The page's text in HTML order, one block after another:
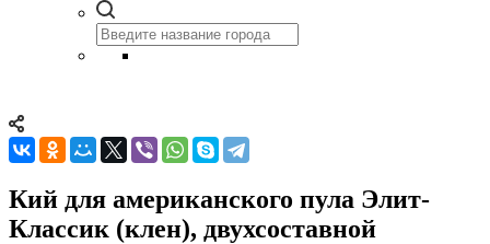
Кий для американского пула Элит-
Классик (клен), двухсоставной